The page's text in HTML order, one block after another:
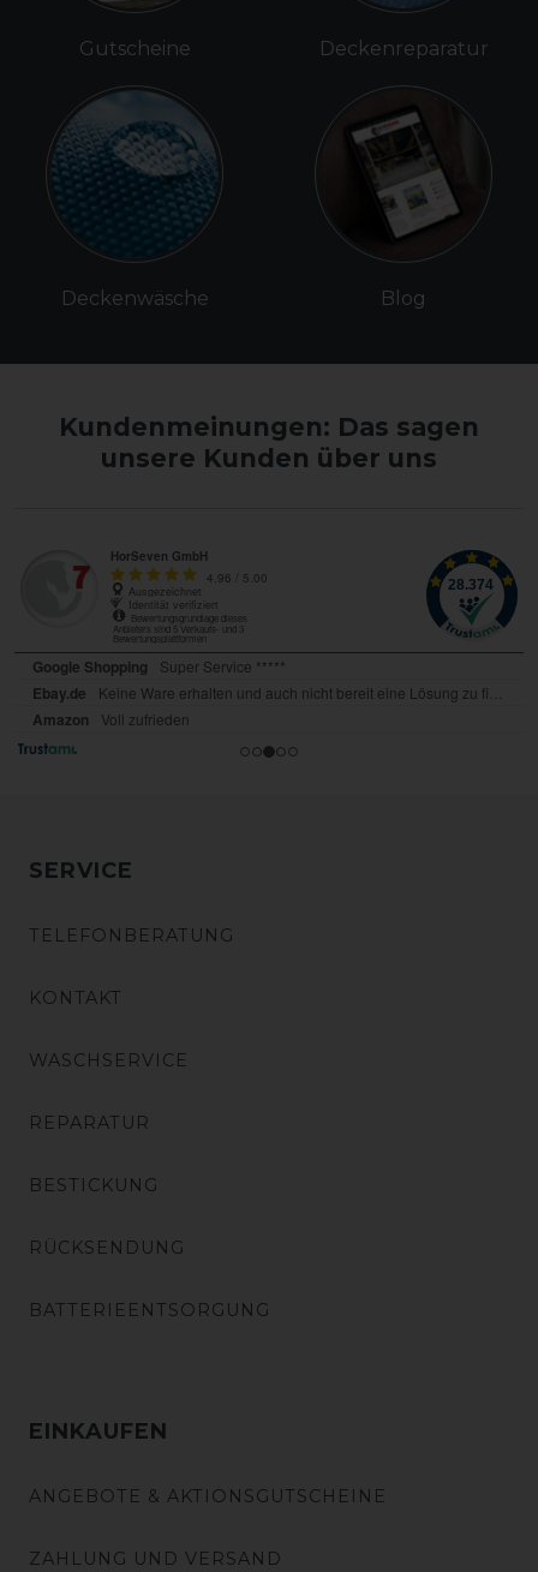
Gutscheine
Deckenwäsche
Deckenreparatur
Blog
Kundenmeinungen: Das sagen
unsere Kunden über uns
SERVICE
TELEFONBERATUNG
KONTAKT
WASCHSERVICE
REPARATUR
BESTICKUNG
RÜCKSENDUNG
BATTERIEENTSORGUNG
EINKAUFEN
ANGEBOTE & AKTIONSGUTSCHEINE
ZAHLUNG UND VERSAND